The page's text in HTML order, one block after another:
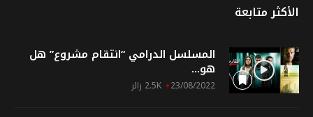
الأكثر متابعة
المسلسل الدرامي “انتقام مشروع” هل
هو...
23/08/2022 2.5K زائر